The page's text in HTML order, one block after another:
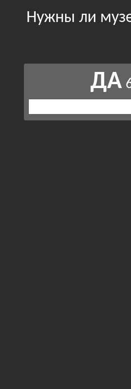
Нужны ли
ДА